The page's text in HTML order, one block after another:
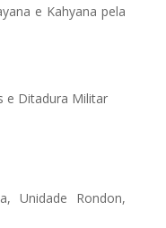
e Kahyana pela
e Ditadura Militar
Unidade Rondon,